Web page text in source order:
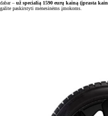
dabar – už specialią 1590 eurų kainą (įprasta
galite paskirstyti mėnesinėms įmokoms.